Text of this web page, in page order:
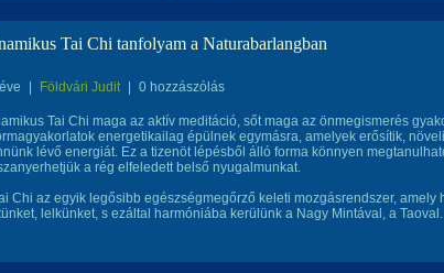
Tai Chi tanfolyam a Naturabarlangban
Földvári Judit 0 hozzászólás
Tai Chi maga az aktív meditáció, sőt maga az önmegismerés
energetikailag épülnek egymásra, amelyek erősítik,
lévő energiát. Ez a tizenöt lépésből álló forma könnyen
a rég elfeledett belső nyugalmunkat.
Chi az egyik legősibb egészségmegőrző keleti mozgásrendszer, amely
lelkünket, s ezáltal harmóniába kerülünk a Nagy Mintával, a Taoval.